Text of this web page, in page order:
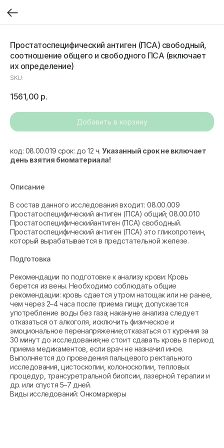
Простатоспецифический антиген (ПСА) свободный,
соотношение общего и свободного ПСА (включает
их определение)
SKU:
1561,00 р.
Добавить в корзину
код: 08.00.019 срок: до 12 ч.Указанный срок не включает
день взятия биоматериала!
Описание
В состав данного исследования входит: 08.00.009
Простатоспецифический антиген (ПСА) общий; 08.00.010
Простатоспецифическийантиген (ПСА) свободный.
Простатоспецифический антиген (ПСА) это гликопротеин,
который вырабатывается в предстательной железе.
Подготовка
Рекомендации по подготовке к анализу крови: Кровь
берется из вены. Необходимо соблюдать общие
рекомендации: кровь сдается утром натощак или не ранее,
чем через 2–4 часа после приема пищи; допускается
употребление воды без газа; накануне анализа следует
отказаться от алкоголя, исключить физическое и
эмоциональное перенапряжение;отказаться от курения за
30 минут до исследования;не стоит сдавать кровь в период
приема медикаментов, если врач не назначил иное.
Выполняется до проведения пальцевого ректального
исследования, цистоскопии, колоноскопии, тепловых
процедур, трансуретральной биопсии, лазерной терапии и
др. или спустя 5–7 дней.
Виды исследований: Онкомаркеры